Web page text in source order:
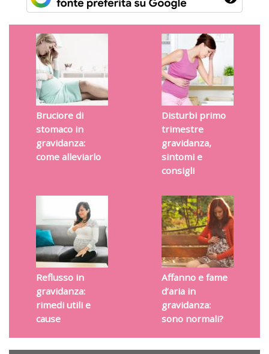
Bruciore di
stomaco in
gravidanza:
come alleviarlo
Disturbi primo
trimestre
gravidanza,
sintomi e
consigli
Reflusso in
gravidanza:
rimedi utili e
cause
Affanno e fame
d’aria in
gravidanza:
sono normali?